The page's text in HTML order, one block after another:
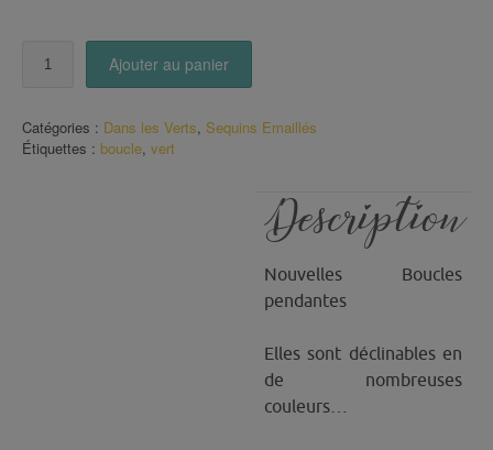
Argentées
sequin
Ajouter au panier
Catégories : Dans les Verts, Sequins Emaillés
Étiquettes : boucle, vert
Description
Nouvelles Boucles
pendantes
Elles sont déclinables en
de nombreuses
couleurs…